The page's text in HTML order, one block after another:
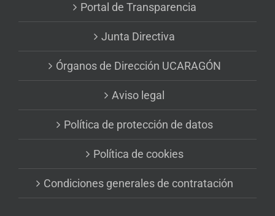
Portal de Transparencia
Junta Directiva
Órganos de Dirección UCARAGÓN
Aviso legal
Política de protección de datos
Política de cookies
Condiciones generales de contratación